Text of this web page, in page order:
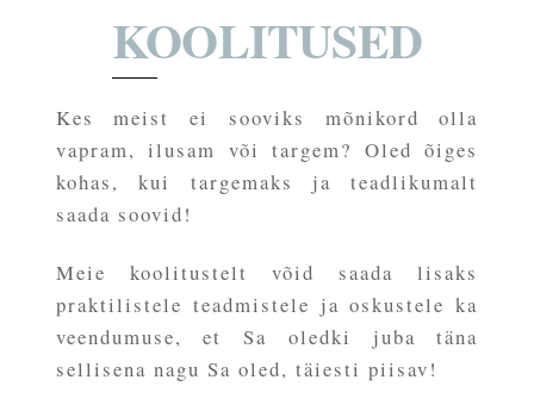
KOOLITUSED
Kes meist ei sooviks mõnikord olla
vapram, ilusam või targem? Oled õiges
kohas, kui targemaks ja teadlikumalt
saada soovid!
Meie koolitustelt võid saada lisaks
praktilistele teadmistele ja oskustele ka
veendumuse, et Sa oledki juba täna
sellisena nagu Sa oled, täiesti piisav!